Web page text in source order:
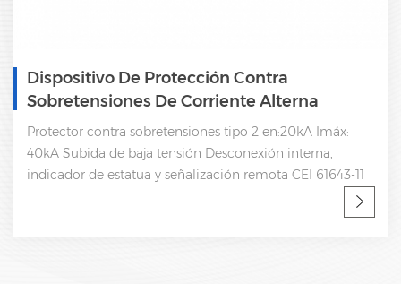
Dispositivo De Protección Contra
Sobretensiones De Corriente Alterna
Trifásica SPD 385V
Protector contra sobretensiones tipo 2 en:20kA Imáx:
40kA Subida de baja tensión Desconexión interna,
indicador de estatua y señalización remota CEI 61643-11